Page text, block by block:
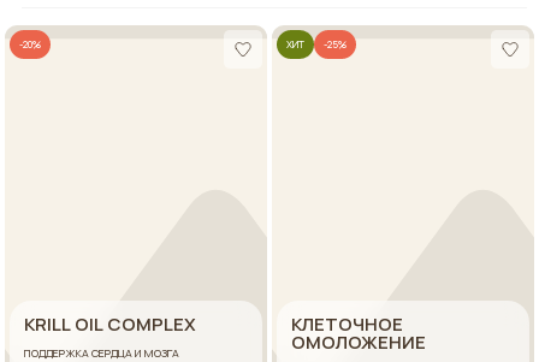
-20%
KRILL OIL COMPLEX
ПОДДЕРЖКА СЕРДЦА И МОЗГА
ХИТ -25%
КЛЕТОЧНОЕ
ОМОЛОЖЕНИЕ